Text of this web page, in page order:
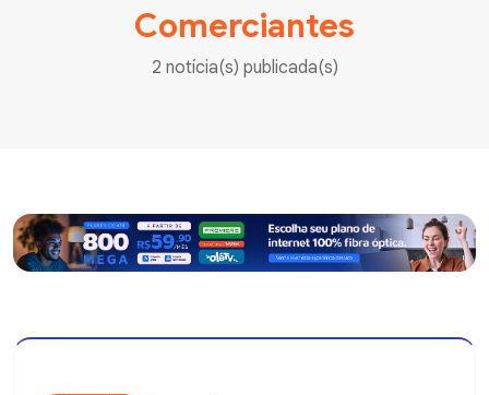
Comerciantes
2 notícia(s) publicada(s)